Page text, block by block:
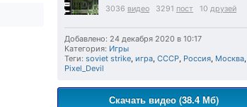
3036 видео 3291 пост 10 друзей
Добавлено: 24 декабря 2020 в 10:17
Категория: Игры
Теги: soviet strike, игра, СССР, Россия, Москва,
Pixel_Devil
Скачать видео (38.4 Мб)